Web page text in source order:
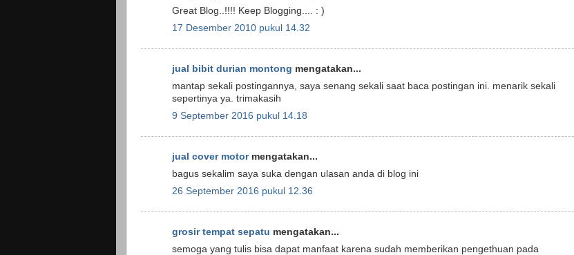
Great Blog..!!!! Keep Blogging.... : )
17 Desember 2010 pukul 14.32
jual bibit durian montong mengatakan...
mantap sekali postingannya, saya senang sekali saat baca postingan ini. menarik sekali
sepertinya ya. trimakasih
9 September 2016 pukul 14.18
jual cover motormengatakan...
bagus sekalim saya suka dengan ulasan anda di blog ini
26 September 2016 pukul 12.36
grosir tempat sepatu mengatakan...
semoga yang tulis bisa dapat manfaat karena sudah memberikan pengethuan pada